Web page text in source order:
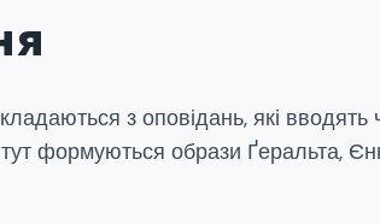
з оповідань, які
формуються образи Ґеральта,